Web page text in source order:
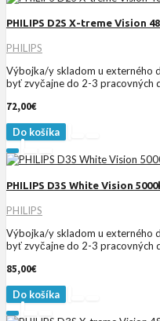
PHILIPS D2S X-treme Vision
PHILIPS
Výbojka/y skladom u externého
byť zvyčajne do 2-3 pracovných
72,00€
Do košíka
PHILIPS D3S White Vision
PHILIPS
Výbojka/y skladom u externého
byť zvyčajne do 2-3 pracovných
85,00€
Do košíka